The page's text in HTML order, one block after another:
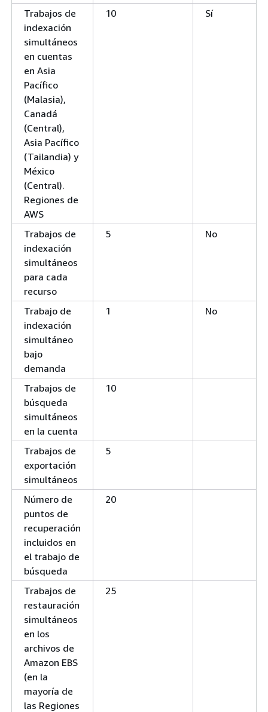
Trabajos de
indexación
simultáneos
en cuentas
en Asia
Pacífico
(Malasia),
Canadá
(Central),
Asia Pacífico
(Tailandia) y
México
(Central).
Regiones de
AWS
10 Sí
Trabajos de
indexación
simultáneos
para cada
recurso
5 No
Trabajo de
indexación
simultáneo
bajo
demanda
1 No
Trabajos de
búsqueda
simultáneos
en la cuenta
10
Trabajos de
exportación
simultáneos
5
Número de
puntos de
recuperación
incluidos en
el trabajo de
búsqueda
20
Trabajos de
restauración
simultáneos
en los
archivos de
Amazon EBS
(en la
mayoría de
las Regiones
25